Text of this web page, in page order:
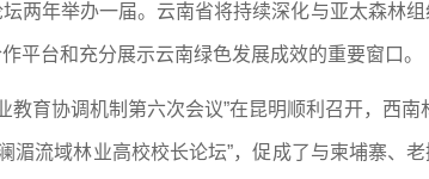
两年举办一届。云南省将持续深化与亚太森林
平台和充分展示云南绿色发展成效的重要窗口。
教育协调机制第六次会议”在昆明顺利召开，西
湄流域林业高校校长论坛”，促成了与柬埔寨、